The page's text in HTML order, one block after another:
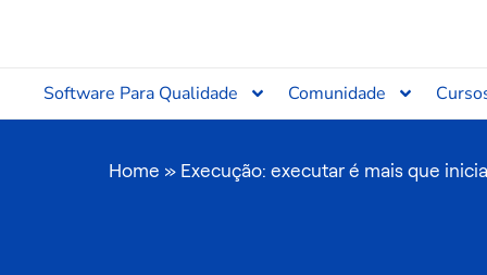
Software Para Qualidade Comunidade
Home » Execução: executar é mais que